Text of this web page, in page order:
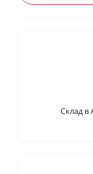
Склад в